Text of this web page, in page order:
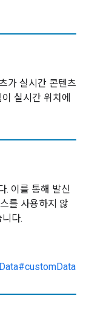
가 실시간 콘텐츠
실시간 위치에
. 이를 통해 발신
를 사용하지 않
다.